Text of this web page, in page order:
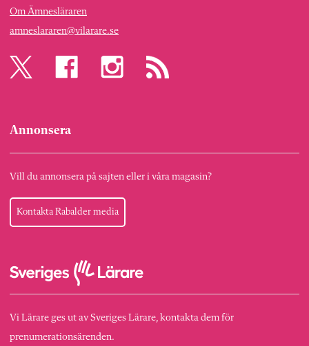
Om Ämnesläraren
amneslararen@vilarare.se
Annonsera
Vill du annonsera på sajten eller i våra magasin?
Kontakta Rabalder media
Vi Lärare ges ut av Sveriges Lärare, kontakta dem för
prenumerationsärenden.